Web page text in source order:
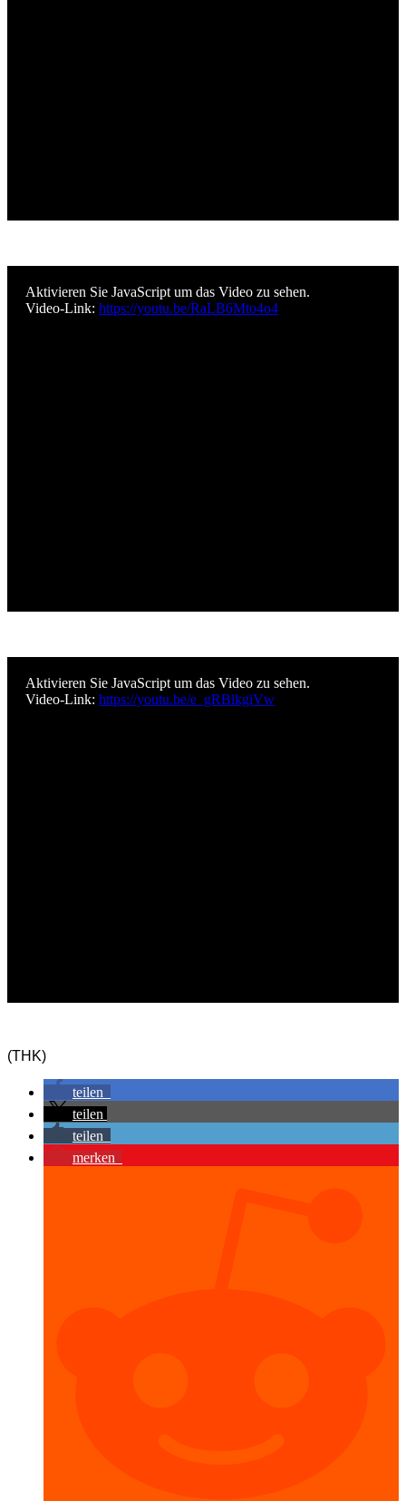
Aktivieren Sie JavaScript um das Video zu sehen.
Video-Link: https://youtu.be/RaLB6Mto4o4
Aktivieren Sie JavaScript um das Video zu sehen.
Video-Link: https://youtu.be/e_gRBlkgiVw
(THK)
teilen
teilen
teilen
merken